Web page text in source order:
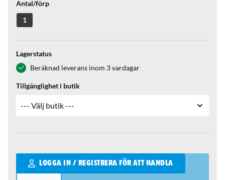
Antal/förp
1
Lagerstatus
Beräknad leverans inom 3 vardagar
Tillgänglighet i butik
LOGGA IN / REGISTRERA FÖR ATT HANDLA
Qantity